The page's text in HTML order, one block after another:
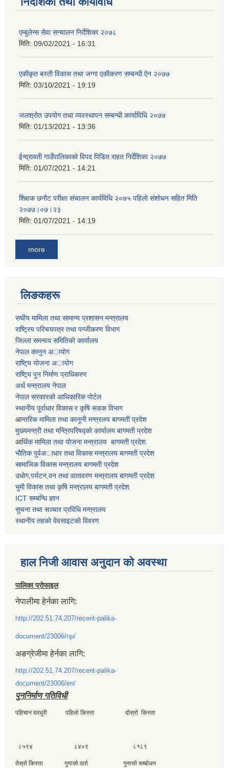
एम्बुलेन्स सेवा सन्चालन निर्देशिका २०७८
मिति: 09/02/2021 - 16:31
एकीकृत बस्ती विकास तथा जग्गा एकीकरण सम्बन्धी ऐन २०७७
मिति: 03/10/2021 - 19:19
जलश्रोत उपयोग तथा व्यवस्थापन सम्बन्धी कार्याविधि २०७७
मिति: 01/13/2021 - 13:36
ईन्द्रावती गाउँपालिकाको विपद पिडित राहत निर्देशिका २०७७
मिति: 01/07/2021 - 14:21
शिक्षक छनाैट परीक्षा संचालन कार्यविधि २०७५ पहिलाे स‌ंशाेधन सहित मिति
२०७७।०७।२३
मिति: 01/07/2021 - 14:19
more
लिङकहरू
स‌घीय मामिला तथा सामान्य प्रशासन मन्त्रालय
राष्ट्रिय परिचयपत्र तथा पन्जीकरण विभाग
जिल्ला समन्वय समितिकाे कार्यालय
नेपाल कानुन अायाेग
राष्टि्य याेजना अायाेग
राष्टि्य पुन निर्माण प्राधिकरण
अर्थ मन्त्रालय नेपाल
नेपाल सरकारको आधिकारिक पोर्टल
स्थानीय पूर्वाधार विकास र कृषि सडक विभाग
आन्तरिक मामिला तथा कानूनी मन्त्रलय बागमती प्रदेश
मुख्यमन्त्री तथा मन्त्रिपरिषद्काे कार्यालय बागमती प्रदेश
आर्थिक मामिला तथा याेजना मन्त्रालय बागमती प्रदेश
भाैतिक पुर्वअाधार तथा विकास मन्त्रालय बागमती प्रदेश
सामाजिक विकास मन्त्रालय बागमती प्रदेश
उधाेग,पर्यटन,वन तथा वातावरण मन्त्रालय बागमती प्रदेश
भुमी विकास तथा कृषि मन्त्रालय बागमती प्रदेश
ICT सम्बन्धि ज्ञान
सुचना तथा सञ्चार प्रविधि मन्त्रालय
स्थानीय तहकाे वेवसाइटकाे विवरण
हाल निजी आवास अनुदान काे अवस्था
पालिका प्रोफाइल
नेपालीमा हेर्नका लागि:
http://202.51.74.207/recent-palika-
document/23006/np/
अङग्रेजीमा हेर्नका लागि:
http://202.51.74.207/recent-palika-
document/23006/en/
पुननिर्माण गतिविधी
पहिचान घरधुरी पहिलाे किस्ता दाेस्राे किस्ता
८५९४ ८४०९ ८१८९
तेस्राे किस्ता गुनासाे दर्ता गुनासाे सम्बाेधन